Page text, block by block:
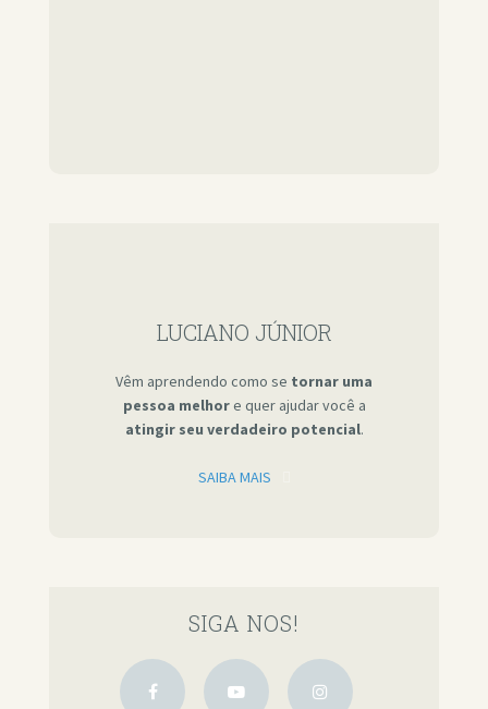
LUCIANO JÚNIOR
Vêm aprendendo como se tornar uma
pessoa melhore quer ajudar você a
atingir seu verdadeiro potencial.
SAIBA MAIS
SIGA NOS!